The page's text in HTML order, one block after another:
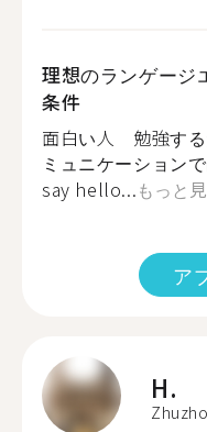
理想のランゲージ
条件
面白い人 勉強す
ミュニケーショ
say hello...もっと
ア
H.